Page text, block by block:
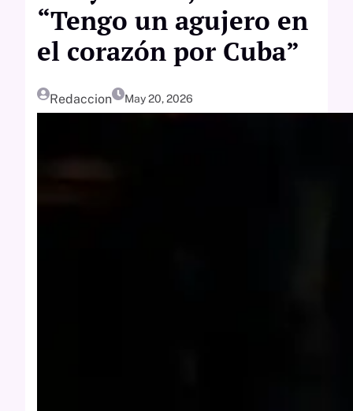
“Tengo un agujero en
el corazón por Cuba”
Redaccion May 20, 2026